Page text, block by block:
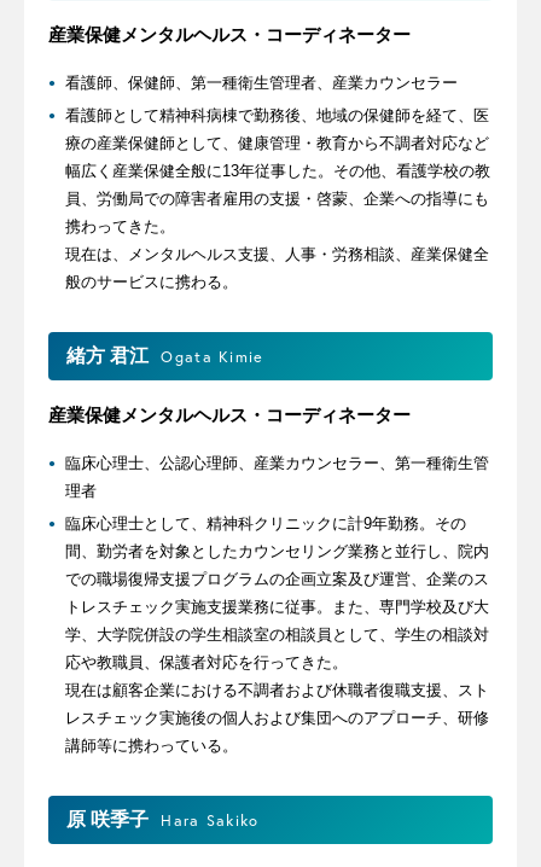
産業保健メンタルヘルス・コーディネーター
看護師、保健師、第一種衛生管理者、産業カウンセラー
看護師として精神科病棟で勤務後、地域の保健師を経て、医
療の産業保健師として、健康管理・教育から不調者対応など
幅広く産業保健全般に13年従事した。その他、看護学校の教
員、労働局での障害者雇用の支援・啓蒙、企業への指導にも
携わってきた。
現在は、メンタルヘルス支援、人事・労務相談、産業保健全
般のサービスに携わる。
緒方 君江 Ogata Kimie
産業保健メンタルヘルス・コーディネーター
臨床心理士、公認心理師、産業カウンセラー、第一種衛生管
理者
臨床心理士として、精神科クリニックに計9年勤務。その
間、勤労者を対象としたカウンセリング業務と並行し、院内
での職場復帰支援プログラムの企画立案及び運営、企業のス
トレスチェック実施支援業務に従事。また、専門学校及び大
学、大学院併設の学生相談室の相談員として、学生の相談対
応や教職員、保護者対応を行ってきた。
現在は顧客企業における不調者および休職者復職支援、スト
レスチェック実施後の個人および集団へのアプローチ、研修
講師等に携わっている。
原 咲季子 Hara Sakiko